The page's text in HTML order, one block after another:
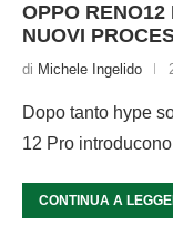
OPPO RENO12
NUOVI
di Michele Ingelido
Dopo tanto hype
12 Pro
CONTINUA A